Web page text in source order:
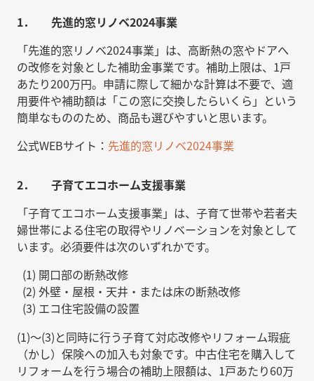
1． 先進的窓リノベ2024事業
「先進的窓リノベ2024事業」は、高断熱の窓やドアへ
の改修を対象とした補助金事業です。補助上限は、1戸
あたり200万円。申請に際して細かな計算は不要で、適
用要件や補助額は「この窓に交換したらいくら」という
簡単なもののため、商品も選びやすいと思います。
公式WEBサイト： 先進的窓リノベ2024事業
2． 子育てエコホーム支援事業
「子育てエコホーム支援事業」は、子育て世帯や若者夫
婦世帯による住宅の取得やリノベーションを対象として
います。必須要件は次のいずれかです。
開口部の断熱改修
外壁・屋根・天井・または床の断熱改修
エコ住宅設備の設置
(1)〜(3)と同時に行う子育て対応改修やリフォーム瑕疵
（かし）保険への加入も対象です。中古住宅を購入して
リフォームを行う場合の補助上限額は、1戸あたり60万